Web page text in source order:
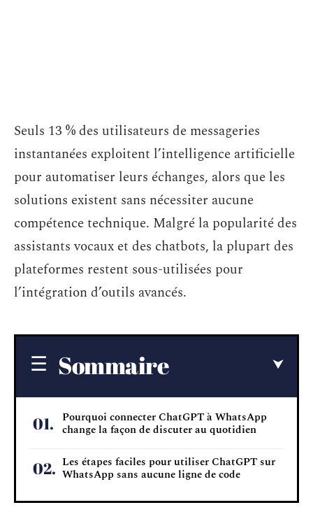
Seuls 13 % des utilisateurs de messageries
instantanées exploitent l’intelligence artificielle
pour automatiser leurs échanges, alors que les
solutions existent sans nécessiter aucune
compétence technique. Malgré la popularité des
assistants vocaux et des chatbots, la plupart des
plateformes restent sous-utilisées pour
l’intégration d’outils avancés.
Sommaire
Pourquoi connecter ChatGPT à WhatsApp
change la façon de discuter au quotidien
Les étapes faciles pour utiliser ChatGPT sur
WhatsApp sans aucune ligne de code